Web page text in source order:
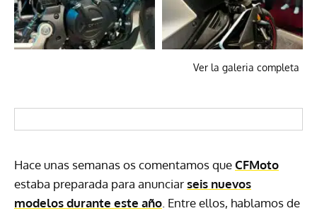
Ver la galeria completa
Hace unas semanas os comentamos queCFMoto
estaba preparada para anunciarseis nuevos
modelos durante este año . Entre ellos, hablamos de